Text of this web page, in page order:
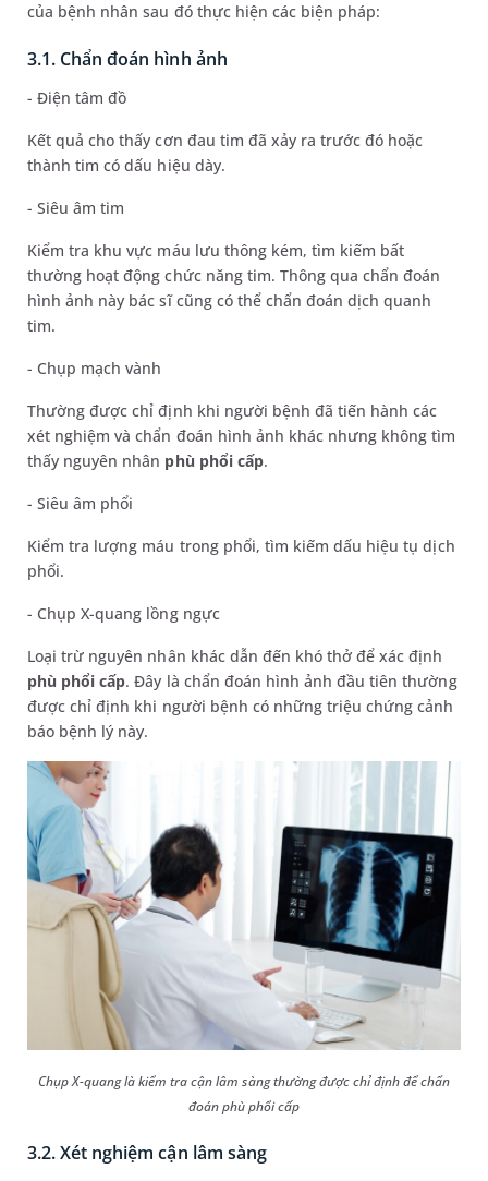
của bệnh nhân sau đó thực hiện các biện pháp:
3.1. Chẩn đoán hình ảnh
- Điện tâm đồ
Kết quả cho thấy cơn đau tim đã xảy ra trước đó hoặc
thành tim có dấu hiệu dày.
- Siêu âm tim
Kiểm tra khu vực máu lưu thông kém, tìm kiếm bất
thường hoạt động chức năng tim. Thông qua chẩn đoán
hình ảnh này bác sĩ cũng có thể chẩn đoán dịch quanh
tim.
- Chụp mạch vành
Thường được chỉ định khi người bệnh đã tiến hành các
xét nghiệm và chẩn đoán hình ảnh khác nhưng không tìm
thấy nguyên nhân phù phổi cấp.
- Siêu âm phổi
Kiểm tra lượng máu trong phổi, tìm kiếm dấu hiệu tụ dịch
phổi.
- Chụp X-quang lồng ngực
Loại trừ nguyên nhân khác dẫn đến khó thở để xác định
phù phổi cấp. Đây là chẩn đoán hình ảnh đầu tiên thường
được chỉ định khi người bệnh có những triệu chứng cảnh
báo bệnh lý này.
Chụp X-quang là kiểm tra cận lâm sàng thường được chỉ định để chẩn
đoán phù phổi cấp
3.2. Xét nghiệm cận lâm sàng